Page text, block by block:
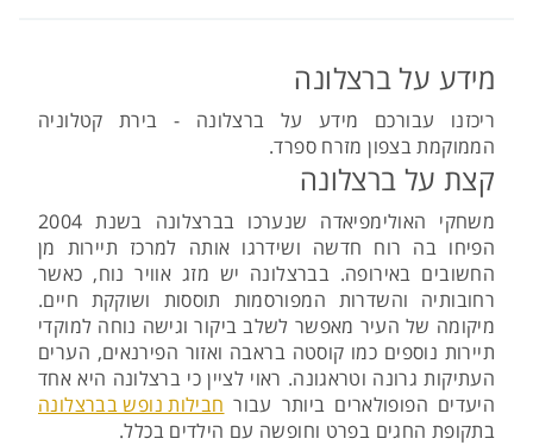
מידע על ברצלונה
ריכזנו עבורכם מידע על ברצלונה - בירת קטלוניה
הממוקמת בצפון מזרח ספרד.
קצת על ברצלונה
משחקי האולימפיאדה שנערכו בברצלונה בשנת 2004
הפיחו בה רוח חדשה ושידרגו אותה למרכז תיירות מן
החשובים באירופה. בברצלונה יש מזג אוויר נוח, כאשר
רחובותיה והשדרות המפורסמות תוססות ושוקקת חיים.
מיקומה של העיר מאפשר לשלב ביקור וגישה נוחה למוקדי
תיירות נוספים כמו קוסטה בראבה ואזור הפירנאים, הערים
העתיקות גרונה וטראגונה. ראוי לציין כי ברצלונה היא אחד
היעדים הפופולארים ביותר עבור חבילות נופש בברצלונה
בתקופת החגים בפרט וחופשה עם הילדים בכלל.